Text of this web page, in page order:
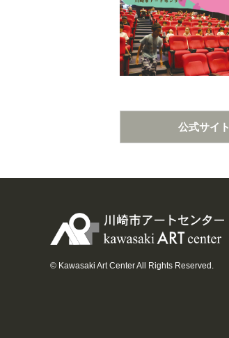
公式サイト
© Kawasaki Art Center All Rights Reserved.